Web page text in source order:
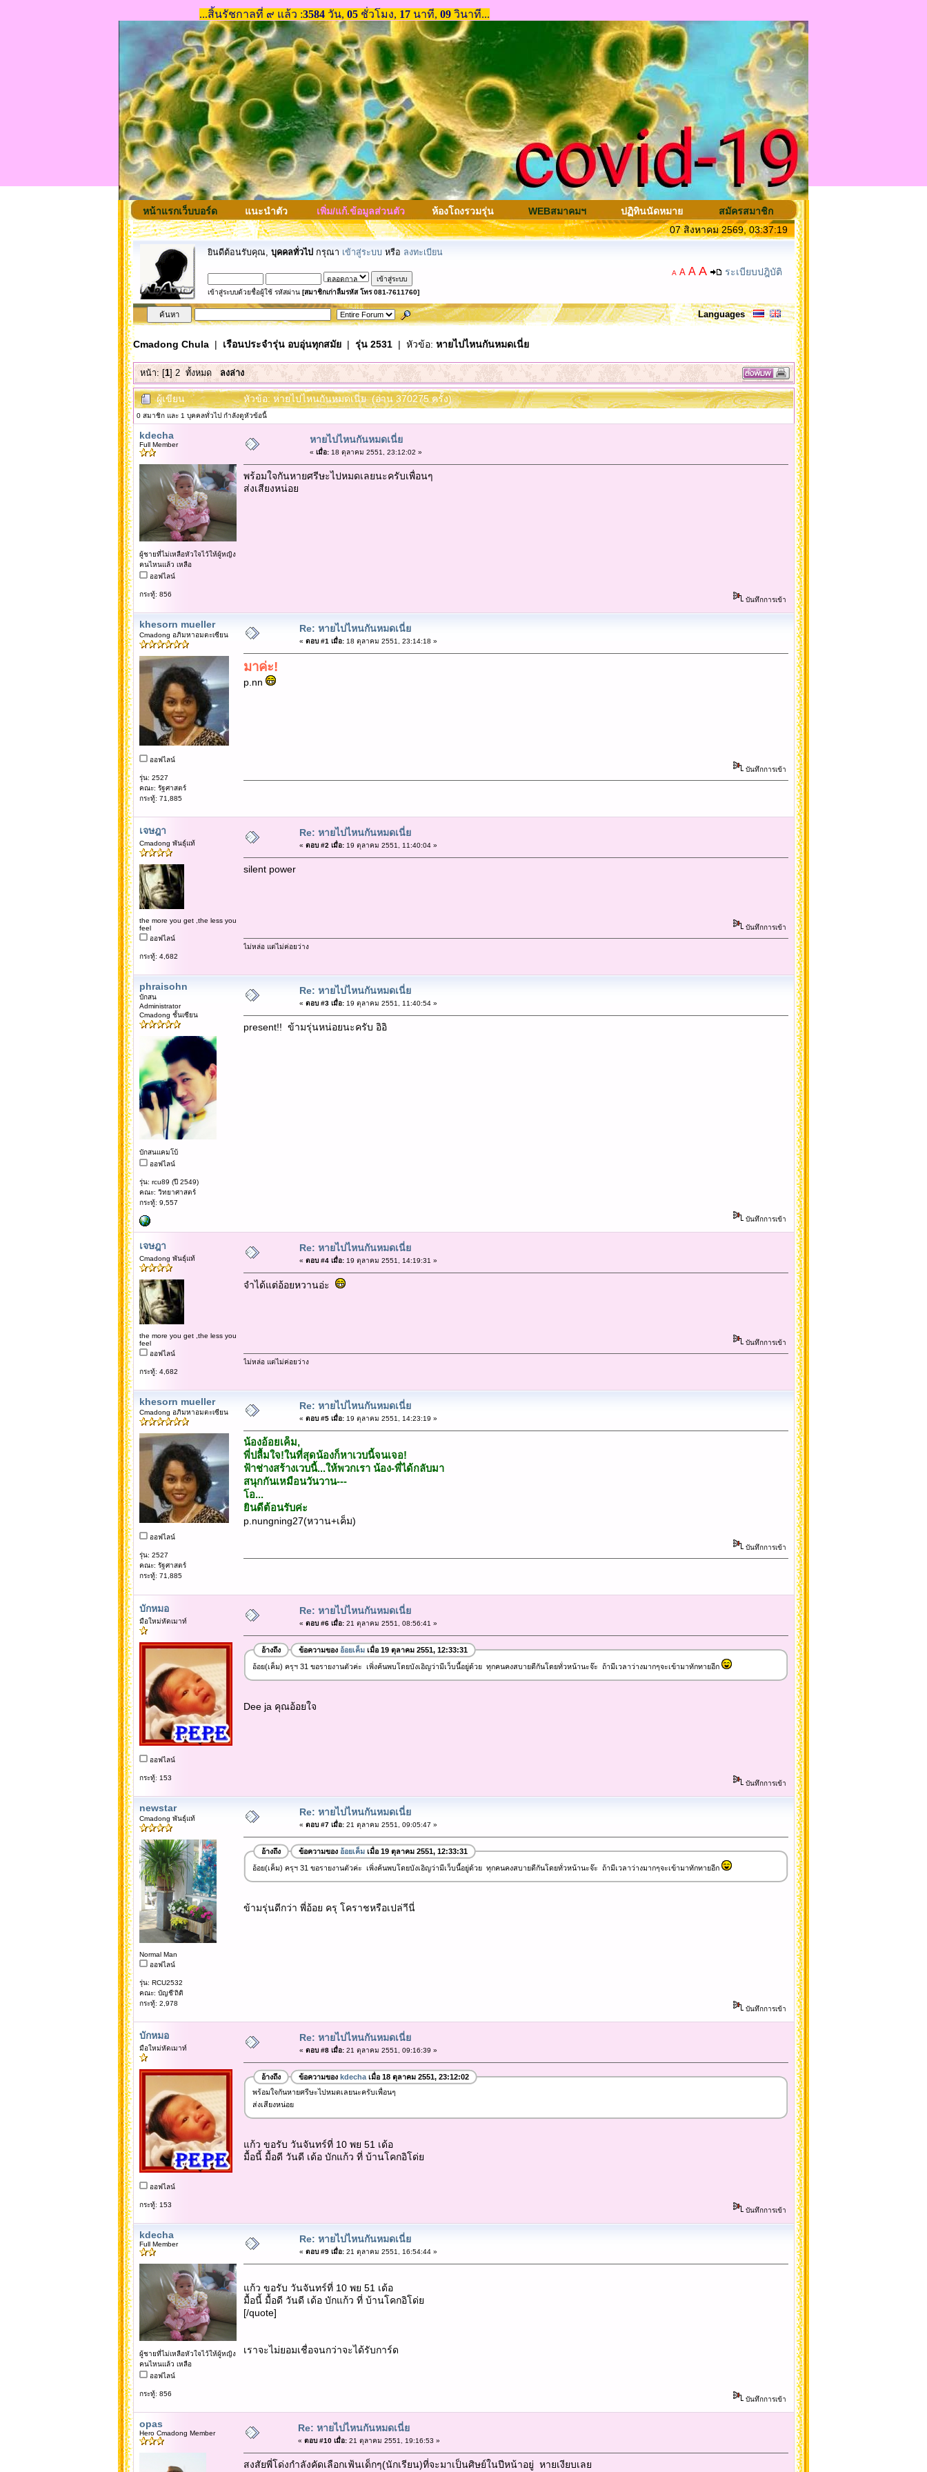
หน้าแรกเว็บบอร์ด แนะนำตัว เพิ่ม/แก้.ข้อมูลส่วนตัว ห้องโถงรวมรุ่น WEBสมาคมฯ ปฏิทินนัดหมาย
สมัครสมาชิก
07 สิงหาคม 2569, 03:37:19
ยินดีต้อนรับคุณ, บุคคลทั่วไป กรุณา เข้าสู่ระบบ หรือ ลงทะเบียน
เข้าสู่ระบบด้วยชื่อผู้ใช้ รหัสผ่าน [สมาชิกเก่าลืมรหัส โทร 081-7611760]
A A A A ระเบียบปฎิบัติ
Languages
Cmadong Chula| เรือนประจำรุ่น อบอุ่นทุกสมัย| รุ่น 2531| หัวข้อ: หายไปไหนกันหมดเนี่ย
หน้า: [1]2 ทั้งหมด ลงล่าง
ผู้เขียน หัวข้อ: หายไปไหนกันหมดเนี่ย (อ่าน 370275 ครั้ง)
0 สมาชิก และ 1 บุคคลทั่วไป กำลังดูหัวข้อนี้
kdecha
Full Member
ผู้ชายที่ไม่เหลือหัวใจไว้ให้ผู้หญิง
คนไหนแล้ว เหลือ
ออฟไลน์
กระทู้: 856
หายไปไหนกันหมดเนี่ย
« เมื่อ:18 ตุลาคม 2551, 23:12:02 »
พร้อมใจกันหายศรีษะไปหมดเลยนะครับเพื่อนๆ
ส่งเสียงหน่อย
บันทึกการเข้า
khesorn mueller
Cmadong อภิมหาอมตะเซียน
ออฟไลน์
รุ่น: 2527
คณะ: รัฐศาสตร์
กระทู้: 71,885
Re: หายไปไหนกันหมดเนี่ย
« ตอบ #1 เมื่อ:18 ตุลาคม 2551, 23:14:18 »
มาค่ะ!
p.nn
บันทึกการเข้า
เจษฎา
Cmadong พันธุ์แท้
the more you get ,the less you
feel
ออฟไลน์
กระทู้: 4,682
Re: หายไปไหนกันหมดเนี่ย
« ตอบ #2 เมื่อ:19 ตุลาคม 2551, 11:40:04 »
silent power
บันทึกการเข้า
ไม่หล่อ แต่ไม่ค่อยว่าง
phraisohn
บักสน
Administrator
Cmadong ชั้นเซียน
บักสนแคมโบ้
ออฟไลน์
รุ่น: rcu89 (ปี 2549)
คณะ: วิทยาศาสตร์
กระทู้: 9,557
Re: หายไปไหนกันหมดเนี่ย
« ตอบ #3 เมื่อ:19 ตุลาคม 2551, 11:40:54 »
present!! ข้ามรุ่นหน่อยนะครับ อิอิ
บันทึกการเข้า
เจษฎา
Cmadong พันธุ์แท้
the more you get ,the less you
feel
ออฟไลน์
กระทู้: 4,682
Re: หายไปไหนกันหมดเนี่ย
« ตอบ #4 เมื่อ:19 ตุลาคม 2551, 14:19:31 »
จำได้แต่อ้อยหวานอ่ะ
บันทึกการเข้า
ไม่หล่อ แต่ไม่ค่อยว่าง
khesorn mueller
Cmadong อภิมหาอมตะเซียน
ออฟไลน์
รุ่น: 2527
คณะ: รัฐศาสตร์
กระทู้: 71,885
Re: หายไปไหนกันหมดเนี่ย
« ตอบ #5 เมื่อ:19 ตุลาคม 2551, 14:23:19 »
น้องอ้อยเค็ม,
พี่ปลื้มใจ!ในที่สุดน้องก็หาเวบนี้จนเจอ!
ฟ้าช่างสร้างเวบนี้...ให้พวกเรา น้อง-พี่ได้กลับมา
สนุกกันเหมือนวันวาน---
โอ...
ยินดีต้อนรับค่ะ
p.nungning27(หวาน+เค็ม)
บันทึกการเข้า
บักหมอ
มือใหม่หัดเมาท์
ออฟไลน์
กระทู้: 153
Re: หายไปไหนกันหมดเนี่ย
« ตอบ #6 เมื่อ:21 ตุลาคม 2551, 08:56:41 »
อ้างถึง ข้อความของ อ้อยเค็มเมื่อ 19 ตุลาคม 2551, 12:33:31
อ้อย(เค็ม) ครุฯ 31 ขอรายงานตัวค่ะ เพิ่งค้นพบโดยบังเอิญว่ามีเว็บนี้อยู่ด้วย ทุกคนคงสบายดีกันโดยทั่วหน้านะจ๊ะ ถ้ามีเวลาว่างมากๆจะเข้ามาทักทายอีก
Dee ja คุณอ้อยใจ
บันทึกการเข้า
newstar
Cmadong พันธุ์แท้
Normal Man
ออฟไลน์
รุ่น: RCU2532
คณะ: บัญชี'ถิติ
กระทู้: 2,978
Re: หายไปไหนกันหมดเนี่ย
« ตอบ #7 เมื่อ:21 ตุลาคม 2551, 09:05:47 »
อ้างถึง ข้อความของ อ้อยเค็มเมื่อ 19 ตุลาคม 2551, 12:33:31
อ้อย(เค็ม) ครุฯ 31 ขอรายงานตัวค่ะ เพิ่งค้นพบโดยบังเอิญว่ามีเว็บนี้อยู่ด้วย ทุกคนคงสบายดีกันโดยทั่วหน้านะจ๊ะ ถ้ามีเวลาว่างมากๆจะเข้ามาทักทายอีก
ข้ามรุ่นดีกว่า พี่อ้อย ครุ โคราชหรือเปล่าีนี่
บันทึกการเข้า
บักหมอ
มือใหม่หัดเมาท์
ออฟไลน์
กระทู้: 153
Re: หายไปไหนกันหมดเนี่ย
« ตอบ #8 เมื่อ:21 ตุลาคม 2551, 09:16:39 »
อ้างถึง ข้อความของ kdechaเมื่อ 18 ตุลาคม 2551, 23:12:02
พร้อมใจกันหายศรีษะไปหมดเลยนะครับเพื่อนๆ
ส่งเสียงหน่อย
แก้ว ขอรับ วันจันทร์ที่ 10 พย 51 เด้อ
มื้อนี้ มื้อดี วันดี เด้อ บักแก้ว ที่ บ้านโคกอิโด่ย
บันทึกการเข้า
kdecha
Full Member
ผู้ชายที่ไม่เหลือหัวใจไว้ให้ผู้หญิง
คนไหนแล้ว เหลือ
ออฟไลน์
กระทู้: 856
Re: หายไปไหนกันหมดเนี่ย
« ตอบ #9 เมื่อ:21 ตุลาคม 2551, 16:54:44 »
แก้ว ขอรับ วันจันทร์ที่ 10 พย 51 เด้อ
มื้อนี้ มื้อดี วันดี เด้อ บักแก้ว ที่ บ้านโคกอิโด่ย
[/quote]
เราจะไม่ยอมเชื่อจนกว่าจะได้รับการ์ด
บันทึกการเข้า
opas
Hero Cmadong Member Re: หายไปไหนกันหมดเนี่ย
« ตอบ #10 เมื่อ:21 ตุลาคม 2551, 19:16:53 »
สงสัยพี่โด่งกำลังคัดเลือกเฟ้นเด็กๆ(นักเรียน)ที่จะมาเป็นศิษย์ในปีหน้าอยู่ หายเงียบเลย